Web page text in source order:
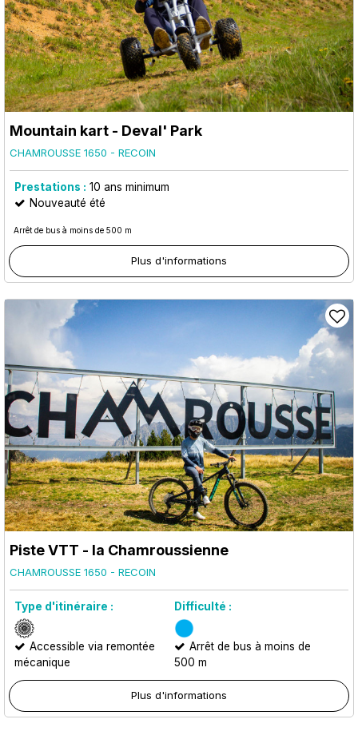
Mountain kart - Deval' Park
CHAMROUSSE 1650 - RECOIN
Prestations : 10 ans minimum
Nouveauté été
Arrêt de bus à moins de 500 m
Plus d'informations
Piste VTT - la Chamroussienne
CHAMROUSSE 1650 - RECOIN
Type d'itinéraire : Difficulté :
Accessible via remontée
mécanique
Arrêt de bus à moins de
500 m
Plus d'informations